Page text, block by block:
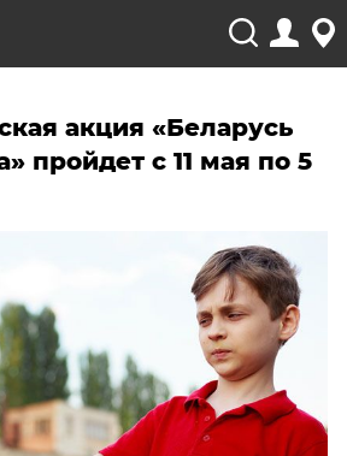
акция «Беларусь
пройдет с 11 мая по 5